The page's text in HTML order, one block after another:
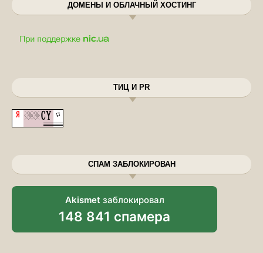
ДОМЕНЫ И ОБЛАЧНЫЙ ХОСТИНГ
ТИЦ И PR
СПАМ ЗАБЛОКИРОВАН
Akismet заблокировал
148 841 спамера